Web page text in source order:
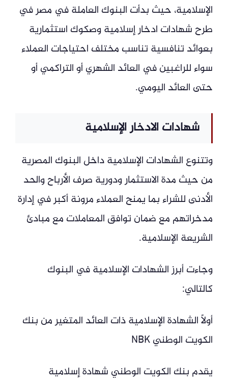
الإسلامية، حيث بدأت البنوك العاملة في مصر في
طرح شهادات ادخار إسلامية وصكوك استثمارية
بعوائد تنافسية تناسب مختلف احتياجات العملاء
سواء للراغبين في العائد الشهري أو التراكمي أو
حتى العائد اليومي.
شهادات الادخار الإسلامية
وتتنوع الشهادات الإسلامية داخل البنوك المصرية
من حيث مدة الاستثمار ودورية صرف الأرباح والحد
الأدنى للشراء بما يمنح العملاء مرونة أكبر في إدارة
مدخراتهم مع ضمان توافق المعاملات مع مبادئ
الشريعة الإسلامية.
وجاءت أبرز الشهادات الإسلامية في البنوك
كالتالي:
أولًا الشهادة الإسلامية ذات العائد المتغير من بنك
الكويت الوطني NBK
يقدم بنك الكويت الوطني شهادة إسلامية